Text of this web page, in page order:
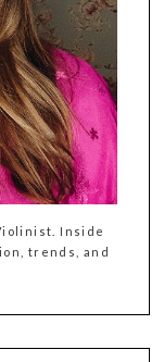
Inside
trends, and